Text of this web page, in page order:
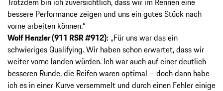
bessere Performance zeigen und uns ein gutes Stück nach
vorne arbeiten können.“
Wolf Henzler (911 RSR #912): „Für uns war das ein
schwieriges Qualifying. Wir haben schon erwartet, dass wir
weiter vorne landen würden. Ich war auch auf einer deutlich
besseren Runde, die Reifen waren optimal – doch dann habe
ich es in einer Kurve versemmelt und durch einen Fehler einige